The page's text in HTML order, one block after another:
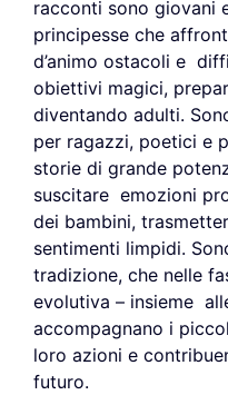
racconti sono giovani
principesse che
d’animo ostacoli e
obiettivi magici,
diventando adulti.
per ragazzi, poetici e
storie di grande
suscitare emozioni
dei bambini,
sentimenti limpidi.
tradizione, che nelle
evolutiva – insieme
accompagnano i
loro azioni e
futuro.